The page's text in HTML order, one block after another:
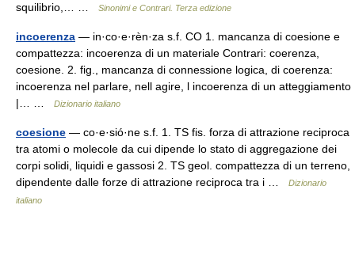
squilibrio,… …
Sinonimi e Contrari. Terza edizione
incoerenza — in·co·e·rèn·za s.f. CO 1. mancanza di coesione e
compattezza: incoerenza di un materiale Contrari: coerenza,
coesione. 2. fig., mancanza di connessione logica, di coerenza:
incoerenza nel parlare, nell agire, l incoerenza di un atteggiamento
|… …
Dizionario italiano
coesione — co·e·sió·ne s.f. 1. TS fis. forza di attrazione reciproca
tra atomi o molecole da cui dipende lo stato di aggregazione dei
corpi solidi, liquidi e gassosi 2. TS geol. compattezza di un terreno,
dipendente dalle forze di attrazione reciproca tra i …
Dizionario
italiano